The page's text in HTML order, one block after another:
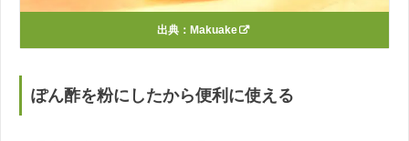
出典： Makuake
ぽん酢を粉にしたから便利に使える